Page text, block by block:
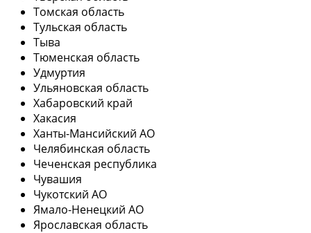
Томская область
Тульская область
Тыва
Тюменская область
Удмуртия
Ульяновская область
Хабаровский край
Хакасия
Ханты-Мансийский АО
Челябинская область
Чеченская республика
Чувашия
Чукотский АО
Ямало-Ненецкий АО
Ярославская область